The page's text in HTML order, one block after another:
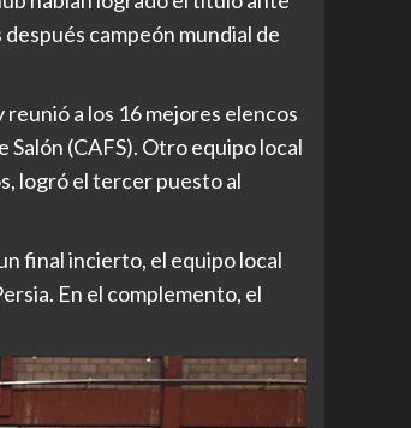
campeón mundial de
a los 16 mejores elencos
(CAFS). Otro equipo local
logró el tercer puesto al
final incierto, el equipo local
En el complemento, el